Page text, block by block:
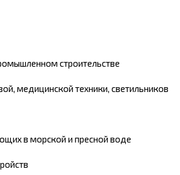
строительстве
медицинской техники, светильников
в морской и пресной воде